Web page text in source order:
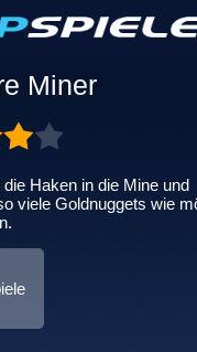
Miner
Haken in die Mine und
viele Goldnuggets wie